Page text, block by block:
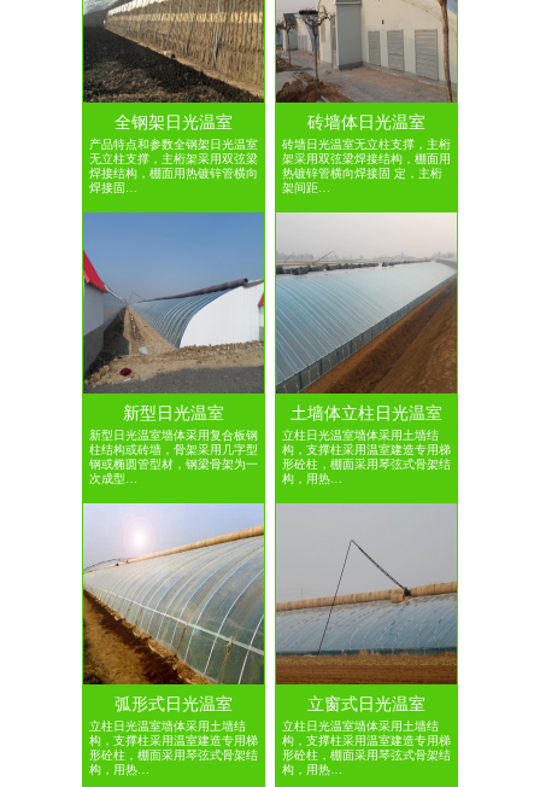
全钢架日光温室
产品特点和参数全钢架日光温室
无立柱支撑，主桁架采用双弦梁
焊接结构，棚面用热镀锌管横向
焊接固…
砖墙体日光温室
砖墙日光温室无立柱支撑，主桁
架采用双弦梁焊接结构，棚面用
热镀锌管横向焊接固 定，主桁
架间距…
新型日光温室
新型日光温室墙体采用复合板钢
柱结构或砖墙，骨架采用几字型
钢或椭圆管型材，钢梁骨架为一
次成型…
土墙体立柱日光温室
立柱日光温室墙体采用土墙结
构，支撑柱采用温室建造专用梯
形砼柱，棚面采用琴弦式骨架结
构，用热…
弧形式日光温室
立柱日光温室墙体采用土墙结
构，支撑柱采用温室建造专用梯
形砼柱，棚面采用琴弦式骨架结
构，用热…
立窗式日光温室
立柱日光温室墙体采用土墙结
构，支撑柱采用温室建造专用梯
形砼柱，棚面采用琴弦式骨架结
构，用热…